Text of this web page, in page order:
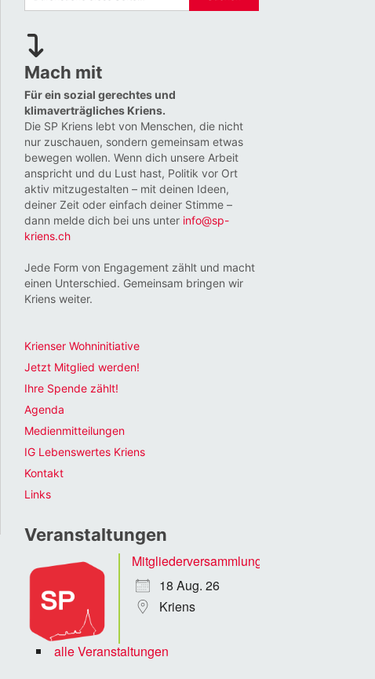
Mach mit
Für ein sozial gerechtes und
klimaverträgliches Kriens.
Die SP Kriens lebt von Menschen, die nicht
nur zuschauen, sondern gemeinsam etwas
bewegen wollen. Wenn dich unsere Arbeit
anspricht und du Lust hast, Politik vor Ort
aktiv mitzugestalten – mit deinen Ideen,
deiner Zeit oder einfach deiner Stimme –
dann melde dich bei uns unter info@sp-
kriens.ch
Jede Form von Engagement zählt und macht
einen Unterschied. Gemeinsam bringen wir
Kriens weiter.
Krienser Wohninitiative
Jetzt Mitglied werden!
Ihre Spende zählt!
Agenda
Medienmitteilungen
IG Lebenswertes Kriens
Kontakt
Links
Veranstaltungen
Mitgliederversammlung
18 Aug. 26
Kriens
alle Veranstaltungen